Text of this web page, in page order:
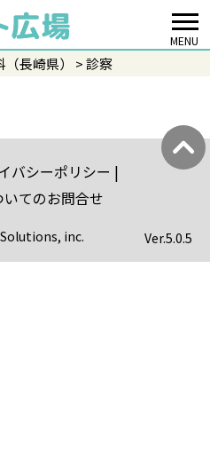
MENU
長崎県） 診察
バシーポリシー
てのお問合せ
inc. Ver.5.0.5